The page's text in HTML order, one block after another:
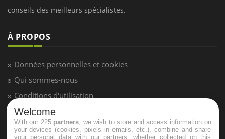
conseils des meilleurs spécialistes.
À PROPOS
Données personnelles et cookies
Qui sommes-nous
Conditions d'utilisation
Plan du site
Mentions Légales
Welcome
With our 225 partners , we wish to store and access information on
your devices (cookies, pixels in emails, etc.), combine and share
your personal data with our partners, whether collected on this